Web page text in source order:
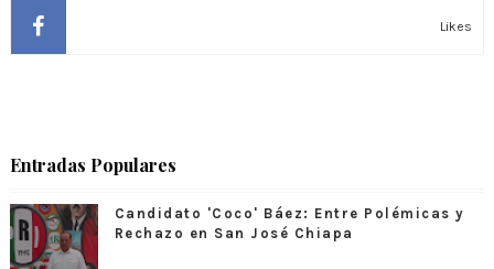
Likes
Entradas Populares
Candidato 'Coco' Báez: Entre Polémicas y
Rechazo en San José Chiapa